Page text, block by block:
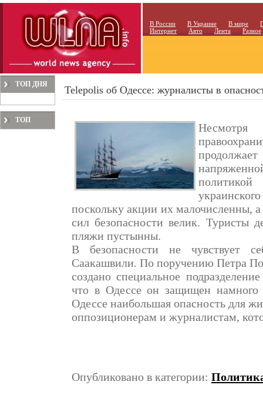
В России В Украине В мире
Интернет
Авто Лента Разное
ТОП ДНЯ
ТОП
Telepolis об Одессе: журналисты в
поскольку акции их малочисленны,
сил безопасности велик. Туристы
пляжи пустынны.
В безопасности не чувствует
Саакашвили. По поручению Петра
создано специальное
что в Одессе он защищен
Одессе наибольшая опасность для
оппозиционерам и журналистам,
Опубликовано в категории: